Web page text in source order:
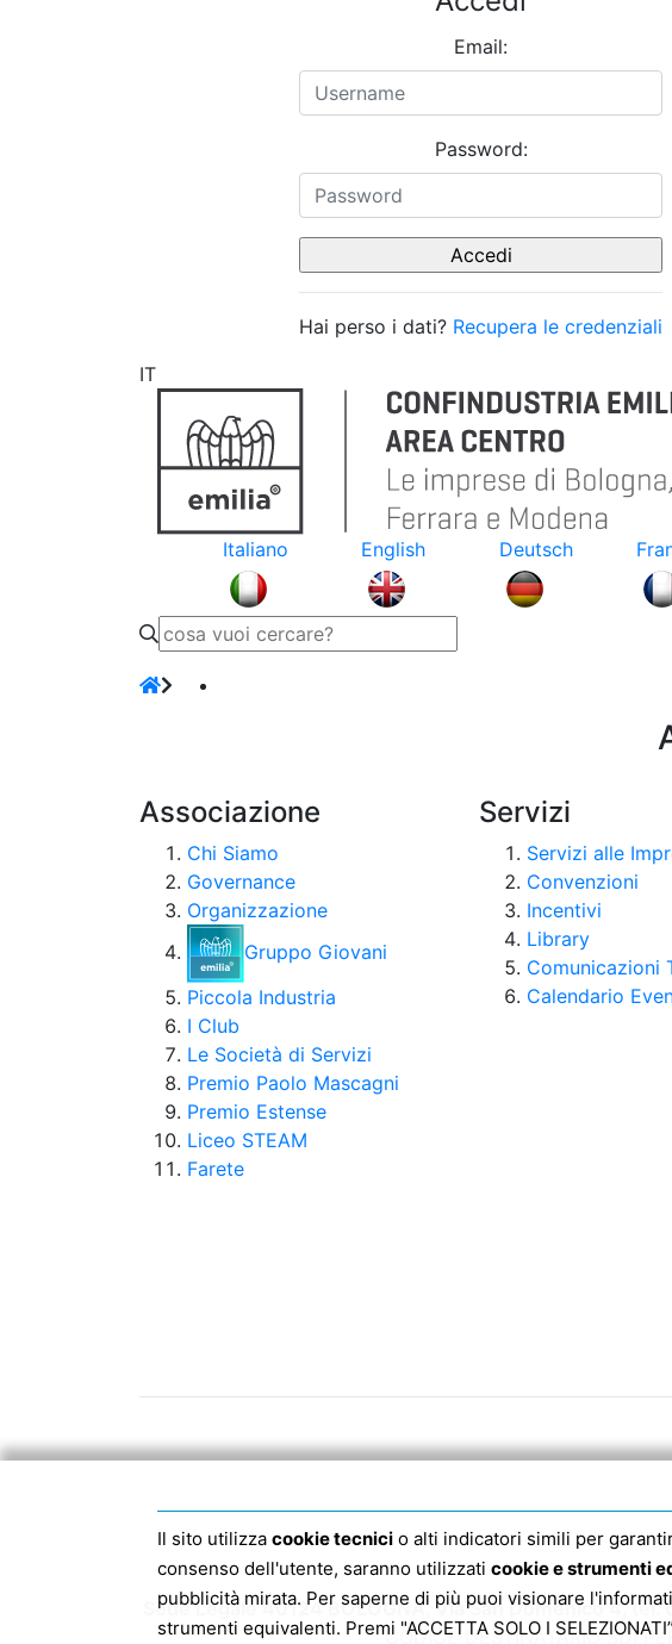
Email:
Password:
Hai perso i dati? Recupera le credenziali
IT
Italiano
English Deutsch
Associazione
Chi Siamo
Governance
Organizzazione
Gruppo Giovani
Piccola Industria
I Club
Le Società di Servizi
Premio Paolo Mascagni
Premio Estense
Liceo STEAM
Farete
Servizi
Servizi alle
Convenzioni
Incentivi
Library
Comunicazioni
Calendario
Sede Legale 40124 BOLOGNA, Via San Domenico 4,
CODICE DESTINATARIO SDI
Il sito utilizza cookie tecnici o alti indicatori simili per
consenso dell'utente, saranno utilizzati cookie e strumenti
pubblicità mirata. Per saperne di più puoi visionare
strumenti equivalenti. Premi "ACCETTA SOLO I